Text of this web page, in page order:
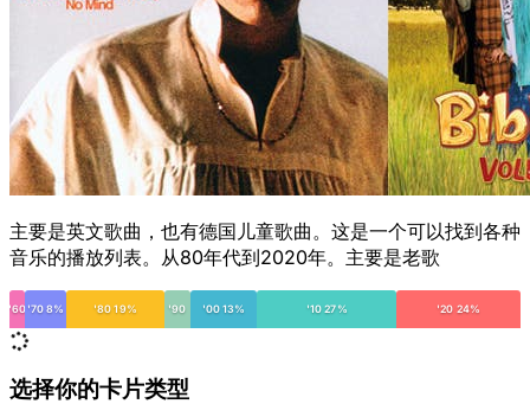
主要是英文歌曲，也有德国儿童歌曲。这是一个可以找到各种
音乐的播放列表。从80年代到2020年。主要是老歌
'60 '70 8% '80 19% '90 '00 13% '10 27% '20 24%
选择你的卡片类型